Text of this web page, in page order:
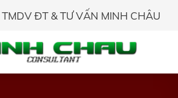
ĐT & TƯ VẤN MINH CHÂU